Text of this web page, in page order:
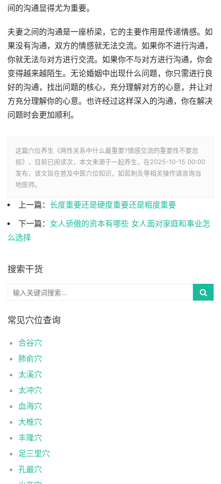
间的沟通显得尤为重要。
夫妻之间的沟通是一座桥梁，它的主要作用是传递情感。如
果没有沟通，双方的情感就无法交流。如果你不进行沟通，
你就无法与对方进行交流。如果你不与对方进行沟通，你会
变得越来越陌生。无论婚姻中出现什么问题，你只需进行良
好的沟通，找出问题的核心，充分理解对方的心意，并让对
方充分理解你的心意。也许经过这样深入的沟通，你在解决
问题时会更加顺利。
这篇穴位养生《两性关系中什么最重要?情感交流的重要性不要忽
视》，目前已阅读次，本文来源于一起养生，在2025-10-15 00:00
发布，该文旨在普及中医穴位知识，如若刺灸等相关操作请咨询当
地医师。
上一篇： 长度重要还是硬度重要还是粗度重要
下一篇： 女人骄傲的资本有哪些 女人面对家庭和事业怎
么选择
搜索干货
常见穴位查询
合谷穴
肺俞穴
太溪穴
太冲穴
血海穴
大椎穴
丰隆穴
足三里穴
孔最穴